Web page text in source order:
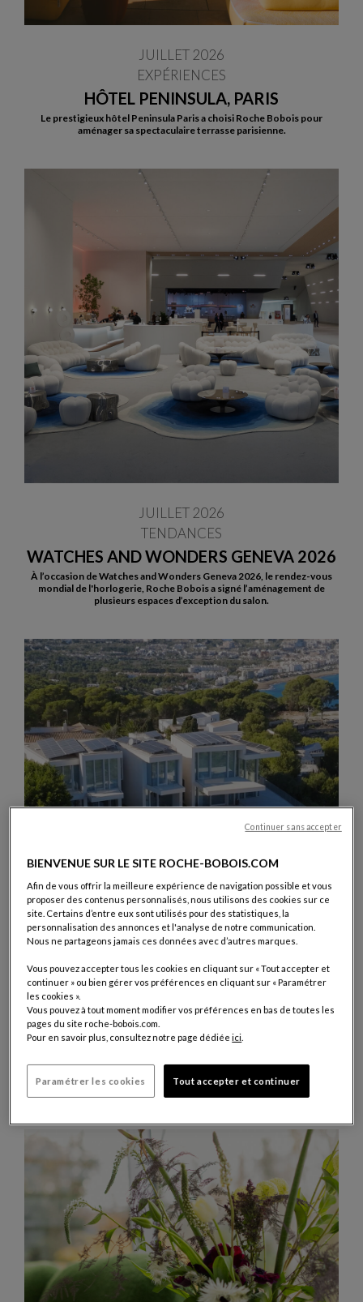
HÔTEL PENINSULA, PARIS
JUILLET 2026
EXPÉRIENCES
Le prestigieux hôtel Peninsula Paris a choisi Roche Bobois pour
aménager sa spectaculaire terrasse parisienne.
WATCHES AND WONDERS GENEVA 2026
JUILLET 2026
TENDANCES
À l’occasion de Watches and Wonders Geneva 2026, le rendez-vous
mondial de l'horlogerie, Roche Bobois a signé l’aménagement de
plusieurs espaces d’exception du salon.
VISITE PRIVÉE CASA DUNA X
FORMENTERA
JUILLET 2026
TENDANCES
Roche Bobois a choisi la Casa Sardinera en Espagne, signée Ramon
Esteve, pour mettre en scène sa collection outdoor Formentera
BIENVENUE SUR LE SITE ROCHE-BOBOIS.COM
Afin de vous offrir la meilleure expérience de navigation possible et vous
proposer des contenus personnalisés, nous utilisons des cookies sur ce
site. Certains d’entre eux sont utilisés pour des statistiques, la
personnalisation des annonces et l'analyse de notre communication.
Nous ne partageons jamais ces données avec d’autres marques.
Vous pouvez accepter tous les cookies en cliquant sur « Tout accepter et
continuer » ou bien gérer vos préférences en cliquant sur « Paramétrer
les cookies ».
Vous pouvez à tout moment modifier vos préférences en bas de toutes les
pages du site roche-bobois.com.
Pour en savoir plus, consultez notre page dédiéeici.
Paramétrer les cookies Tout accepter et continuer
Continuer sans accepter